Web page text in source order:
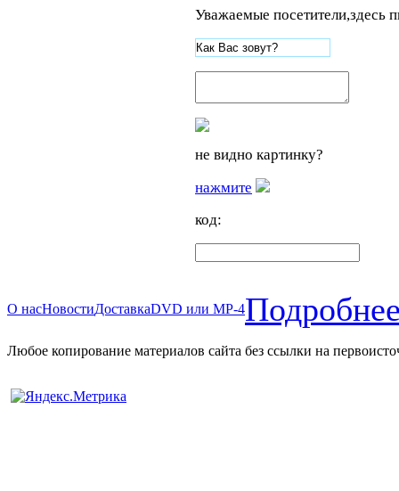
Уважаемые посетители,здесь
не видно картинку?
нажмите
код:
О насНовостиДоставкаDVD или MP-4
Любое копирование материалов сайта без ссылки на